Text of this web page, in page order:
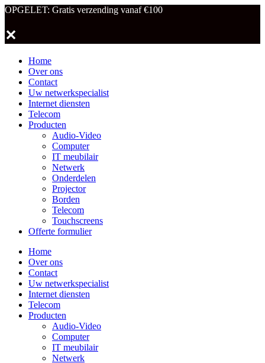
OPGELET: Gratis verzending vanaf €100
✕
Home
Over ons
Contact
Uw netwerkspecialist
Internet diensten
Telecom
Producten
Audio-Video
Computer
IT meubilair
Netwerk
Onderdelen
Projector
Borden
Telecom
Touchscreens
Offerte formulier
Home
Over ons
Contact
Uw netwerkspecialist
Internet diensten
Telecom
Producten
Audio-Video
Computer
IT meubilair
Netwerk